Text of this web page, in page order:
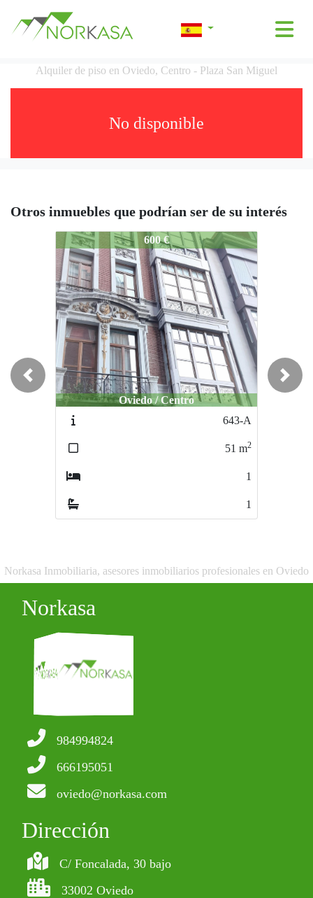
Alquiler de piso en Oviedo, Centro - Plaza San Miguel
No disponible
Otros inmuebles que podrían ser de su interés
2681-A
600 €
Oviedo / Centro
643-A
51 m2
1
1
Previous Next
Norkasa Inmobiliaria, asesores inmobiliarios profesionales en Oviedo
Norkasa
984994824
666195051
oviedo@norkasa.com
Dirección
C/ Foncalada, 30 bajo
33002 Oviedo